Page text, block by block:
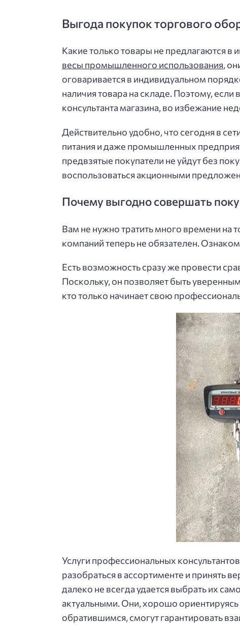
Выгода покупок торгового
Какие только товары не предлагаются в
весы промышленного использования,
оговаривается в индивидуальном
наличия товара на складе. Поэтому,
консультанта магазина, во избежание
Действительно удобно, что сегодня в
питания и даже промышленных
предвзятые покупатели не уйдут без
воспользоваться акционными
Почему выгодно совершать
Вам не нужно тратить много времени на
компаний теперь не обязателен.
Есть возможность сразу же провести
Поскольку, он позволяет быть
кто только начинает свою
Услуги профессиональных
разобраться в ассортименте и принять
далеко не всегда удается выбрать их
актуальными. Они, хорошо
обратившимся, смогут гарантировать